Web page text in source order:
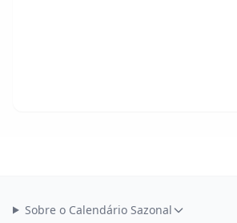
Sobre o Calendário Sazonal